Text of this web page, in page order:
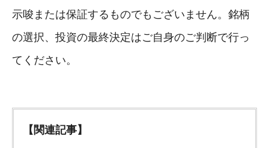
示唆または保証するものでもございません。銘柄
の選択、投資の最終決定はご自身のご判断で行っ
てください。
【関連記事】